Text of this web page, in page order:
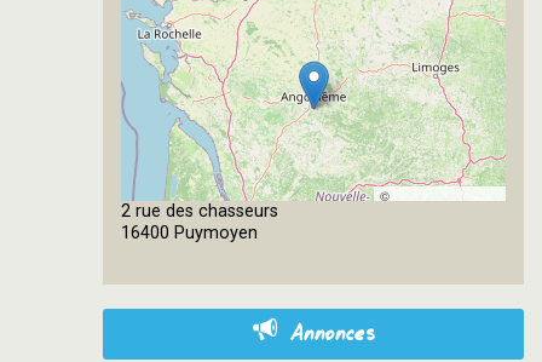
©
2 rue des chasseurs
16400 Puymoyen
Annonces